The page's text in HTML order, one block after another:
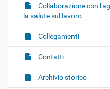
Collaborazione con
la salute sul lavoro
Collegamenti
Contatti
Archivio storico